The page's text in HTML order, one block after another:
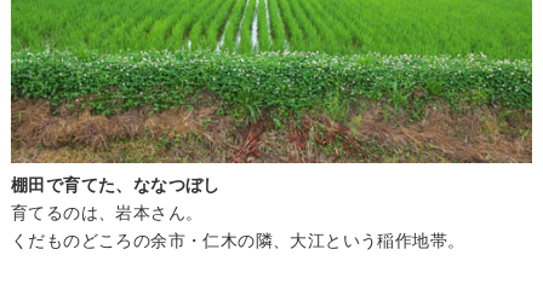
棚田で育てた、ななつぼし
育てるのは、岩本さん。
くだものどころの余市・仁木の隣、大江という稲作地帯。